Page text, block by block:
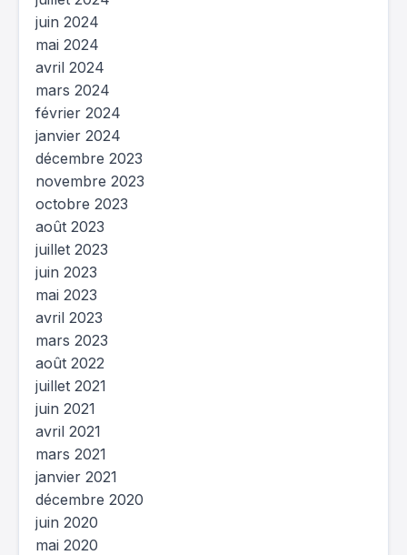
juin 2024
mai 2024
avril 2024
mars 2024
février 2024
janvier 2024
décembre 2023
novembre 2023
octobre 2023
août 2023
juillet 2023
juin 2023
mai 2023
avril 2023
mars 2023
août 2022
juillet 2021
juin 2021
avril 2021
mars 2021
janvier 2021
décembre 2020
juin 2020
mai 2020